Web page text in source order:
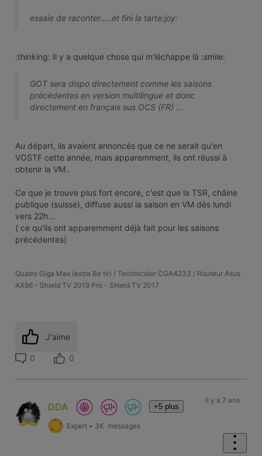
essaie de raconter.....et fini la tarte:joy:
:thinking: Il y a quelque chose qui m'léchappe là :smile:
GOT sera dispo directement comme les saisons
précédentes en version multilingue et donc
directement en français sus OCS (FR) ...
Au départ, ils avaient annoncés que ce ne serait qu'en
VOSTF cette année, mais apparemment, ils ont réussi à
obtenir la VM..
Ce que je trouve plus fort encore, c'est que la TSR, châine
publique (suisse), diffuse aussi la saison en VM dès lundi
vers 22h...
( ce qu'ils ont apparemment déjà fait pour les saisons
précédentes)
Quatro Giga Max (extra Be tv) / Technicolor CGA4233 / Routeur Asus
AX86 - Shield TV 2019 Pro - Shield TV 2017
J'aime
0 0
DDA +5 plus
Expert • 3K messages
il y a 7 ans